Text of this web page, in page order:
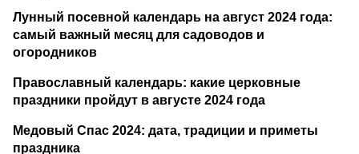
Лунный посевной календарь на август 2024 года:
самый важный месяц для садоводов и
огородников
Православный календарь: какие церковные
праздники пройдут в августе 2024 года
Медовый Спас 2024: дата, традиции и приметы
праздника